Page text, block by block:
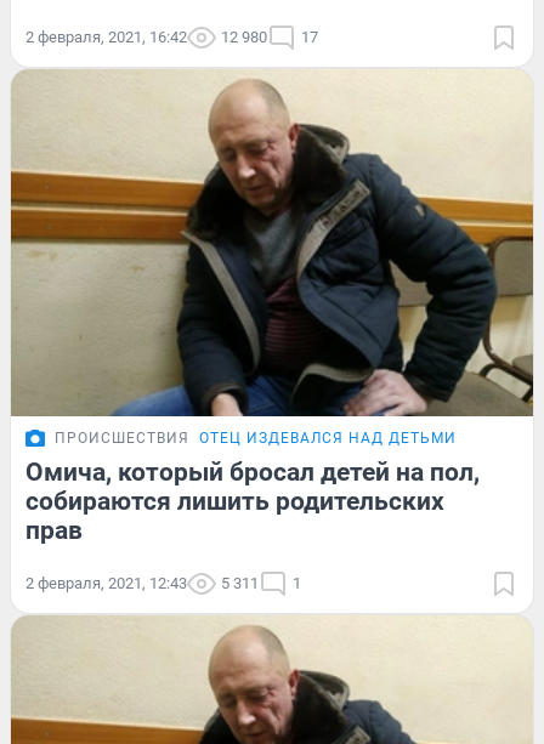
2 февраля, 2021, 16:42 12 980 17
ПРОИСШЕСТВИЯ ОТЕЦ ИЗДЕВАЛСЯ НАД ДЕТЬМИ
Омича, который бросал детей на пол,
собираются лишить родительских
прав
2 февраля, 2021, 12:43 5 311 1